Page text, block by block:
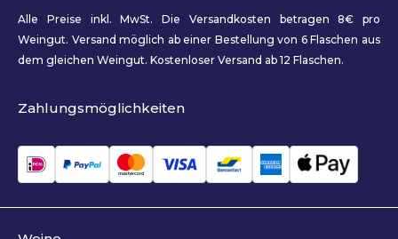
Alle Preise inkl. MwSt. Die Versandkosten betragen 8€ pro
Weingut. Versand möglich ab einer Bestellung von 6 Flaschen aus
dem gleichen Weingut. Kostenloser Versand ab 12 Flaschen.
Zahlungsmöglichkeiten